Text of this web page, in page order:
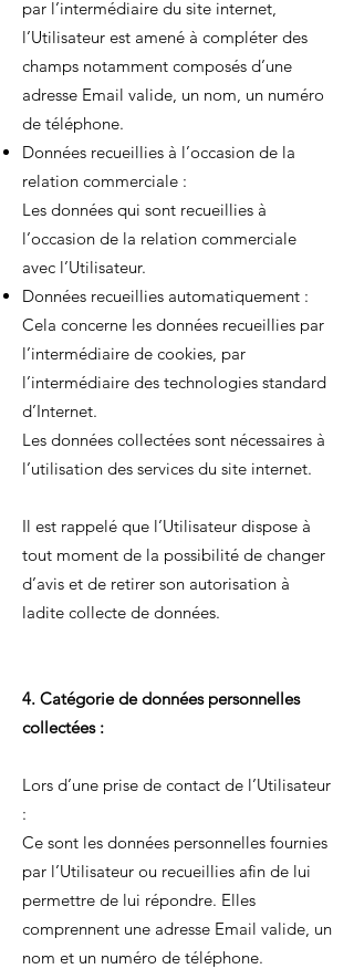
par l’intermédiaire du site internet,
l’Utilisateur est amené à compléter des
champs notamment composés d’une
adresse Email valide, un nom, un numéro
de téléphone.
Données recueillies à l’occasion de la
relation commerciale :
Les données qui sont recueillies à
l’occasion de la relation commerciale
avec l’Utilisateur.
Données recueillies automatiquement :
Cela concerne les données recueillies par
l’intermédiaire de cookies, par
l’intermédiaire des technologies standard
d’Internet.
Les données collectées sont nécessaires à
l’utilisation des services du site internet.
Il est rappelé que l’Utilisateur dispose à
tout moment de la possibilité de changer
d’avis et de retirer son autorisation à
ladite collecte de données.
4. Catégorie de données personnelles
collectées :
Lors d’une prise de contact de l’Utilisateur
:
Ce sont les données personnelles fournies
par l’Utilisateur ou recueillies afin de lui
permettre de lui répondre. Elles
comprennent une adresse Email valide, un
nom et un numéro de téléphone.